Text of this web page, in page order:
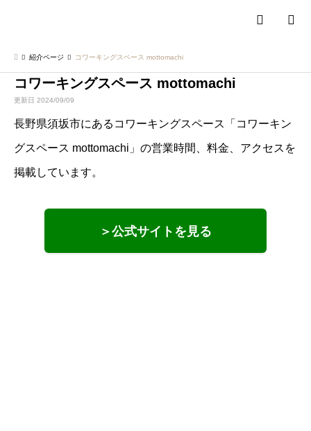
紹介ページ コワーキングスペース mottomachi
コワーキングスペース mottomachi
更新日 2024/09/09
長野県須坂市にあるコワーキングスペース「コワーキン
グスペース mottomachi」の営業時間、料金、アクセスを
掲載しています。
＞公式サイトを見る